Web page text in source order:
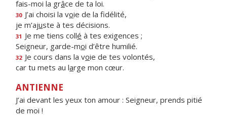
fais-moi la grâce de ta loi.
30 J’ai choisi la voie de la fidélité,
je m’ajuste à tes décisions.
31 Je me tiens collé à tes exigences ;
Seigneur, garde-moi d’être humilié.
32 Je cours dans la voie de tes volontés,
car tu mets au large mon cœur.
ANTIENNE
J’ai devant les yeux ton amour : Seigneur, prends pitié
de moi !